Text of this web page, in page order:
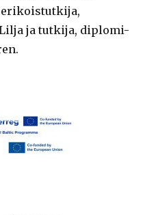
erikoistutkija,
ja tutkija, diplomi-